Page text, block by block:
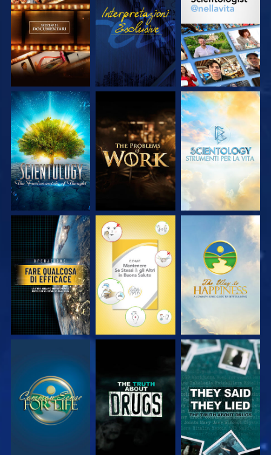
ESPLORA LE
SERIE
GUARDA
ESPLORA LE
ESPLORA LE
SERIE
ESPLORA LE
SERIE
ESPLORA LE
SERIE
GUARDA GUARDA GUARDA
GUARDA GUARDA GUARDA